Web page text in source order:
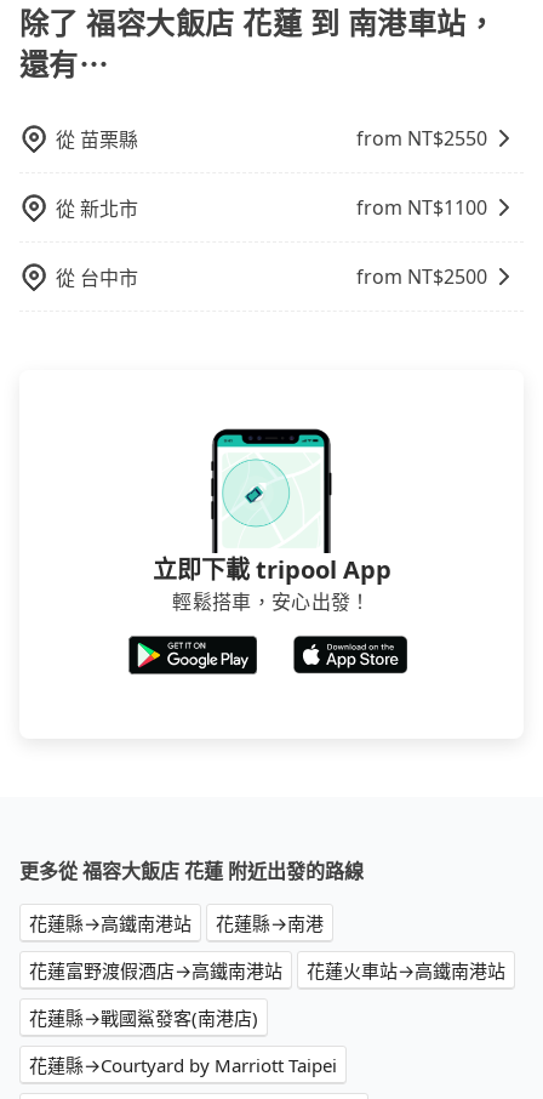
車，如需10人以上巴士，請來信洽詢。
訂購時填寫的數量。請務必確實填寫當日實際攜帶的行
李及乘坐的總人數，包含成人及兒童／嬰幼兒。 2) 孩童
同行，卻無自備或加購兒童座椅。提醒您，為了保護孩
必須乘坐兒童座椅。 3) 搭乘寵物友善專車卻沒有裝籠。
避免影響行車安全，請您務將寵物置入提籠或提袋內。
除了 福容大飯店 花蓮 到 南港車站，
還有⋯
從 苗栗縣 from NT$2550
從新北市 from NT$1100
從 台中市 from NT$2500
立即下載 tripool App
輕鬆搭車，安心出發！
更多從 福容大飯店 花蓮 附近出發的路線
花蓮縣→高鐵南港站
花蓮縣→南港
花蓮富野渡假酒店→高鐵南港站
花蓮火車站→高鐵南港站
花蓮縣→戰國鯊發客(南港店)
花蓮縣→Courtyard by Marriott Taipei